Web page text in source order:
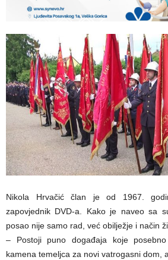
Nikola Hrvačić član je od 1967.
zapovjednik DVD-a. Kako je naveo sa
posao nije samo rad, već obilježje i način
– Postoji puno događaja koje
kamena temeljca za novi vatrogasni dom,